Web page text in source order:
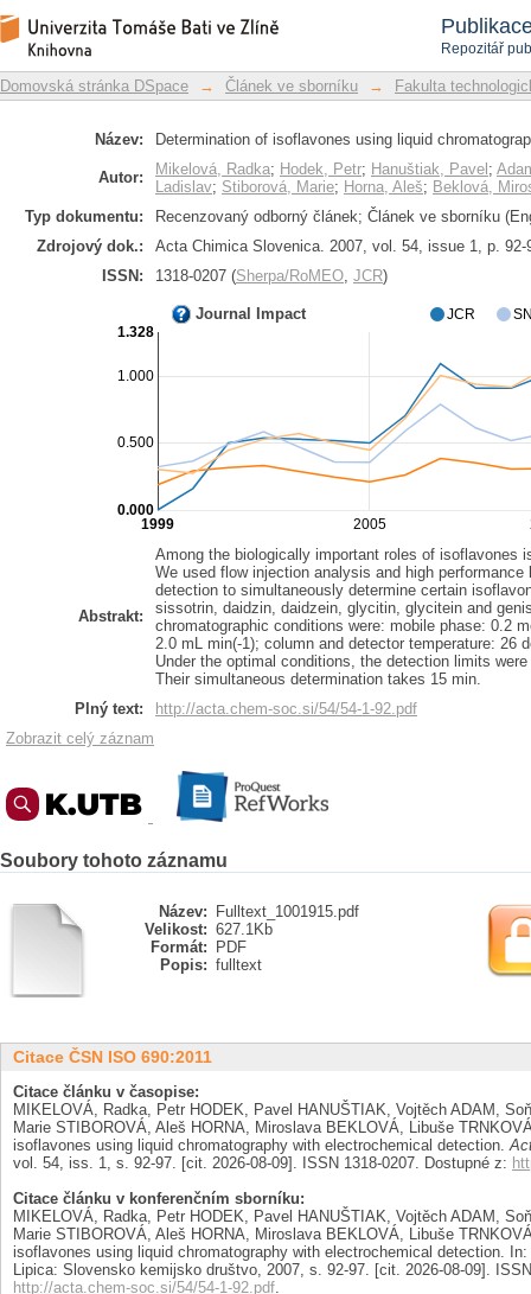
Repozitář
Determination of isoflavones using
detection
Repozitář DSpace/Manakin
Domovská stránka DSpace → Článek ve sborníku → Fakulta
Název: Determination of isoflavones using liquid
Autor: Mikelová, Radka; Hodek, Petr; Hanuštiak, Pavel ;
Ladislav; Stiborová, Marie; Horna, Aleš; Beklová,
Typ dokumentu:
Recenzovaný odborný článek; Článek ve sborníku
Zdrojový dok.:
Acta Chimica Slovenica. 2007, vol. 54, issue 1, p. 92-
ISSN:
1318-0207 (Sherpa/RoMEO, JCR)
Journal Impact
2005
1999
0.500
1.000
0.000
1.328
JCR
Abstrakt:
Among the biologically important roles of isoflavones
We used flow injection analysis and high
detection to simultaneously determine certain
sissotrin, daidzin, daidzein, glycitin, glycitein and
chromatographic conditions were: mobile phase: 0.2
2.0 mL min(-1); column and detector temperature: 26
Under the optimal conditions, the detection limits
Their simultaneous determination takes 15 min.
Plný text:
http://acta.chem-soc.si/54/54-1-92.pdf
Zobrazit celý záznam
Soubory tohoto záznamu
Název:
Fulltext_1001915.pdf
Velikost: 627.1Kb
Formát:
PDF
Popis: fulltext
Citace ČSN ISO 690:2011
Citace článku v časopise:
MIKELOVÁ, Radka, Petr HODEK, Pavel HANUŠTIAK, Vojtěch ADAM,
Marie STIBOROVÁ, Aleš HORNA, Miroslava BEKLOVÁ, Libuše
isoflavones using liquid chromatography with electrochemical detection.
vol. 54, iss. 1, s. 92-97. [cit. 2026-08-09]. ISSN 1318-0207. Dostupné z:
Citace článku v konferenčním sborníku:
MIKELOVÁ, Radka, Petr HODEK, Pavel HANUŠTIAK, Vojtěch ADAM,
Marie STIBOROVÁ, Aleš HORNA, Miroslava BEKLOVÁ, Libuše
isoflavones using liquid chromatography with electrochemical detection. In:
Lipica: Slovensko kemijsko društvo, 2007, s. 92-97. [cit. 2026-08-09].
http://acta.chem-soc.si/54/54-1-92.pdf.